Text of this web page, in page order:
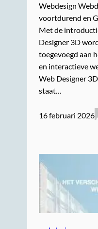
Webdesign
voortdurend en
Met de
Designer 3D
toegevoegd aan
en interactieve
Web Designer
staat…
16 februari 2026